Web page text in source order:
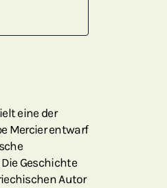
eine der
Mercier entwarf
Geschichte
Autor